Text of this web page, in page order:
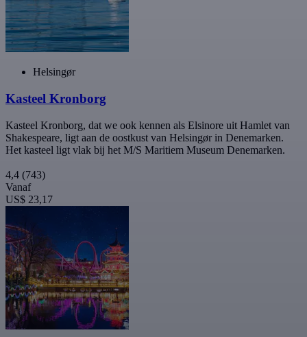
Helsingør
Kasteel Kronborg
Kasteel Kronborg, dat we ook kennen als Elsinore uit Hamlet van
Shakespeare, ligt aan de oostkust van Helsingør in Denemarken.
Het kasteel ligt vlak bij het M/S Maritiem Museum Denemarken.
4,4 (743)
Vanaf
US$ 23,17